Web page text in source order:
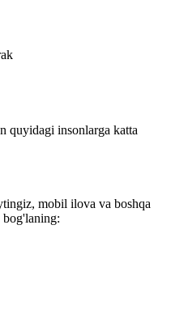
quyidagi insonlarga katta
mobil ilova va boshqa